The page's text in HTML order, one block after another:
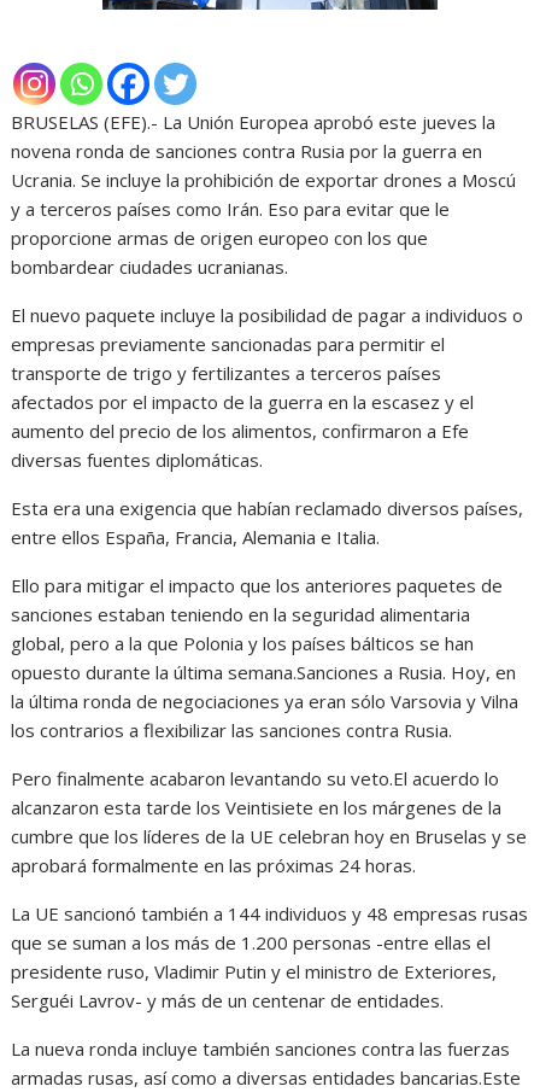
BRUSELAS (EFE).- La Unión Europea aprobó este jueves la
novena ronda de sanciones contra Rusia por la guerra en
Ucrania. Se incluye la prohibición de exportar drones a Moscú
y a terceros países como Irán. Eso para evitar que le
proporcione armas de origen europeo con los que
bombardear ciudades ucranianas.
El nuevo paquete incluye la posibilidad de pagar a individuos o
empresas previamente sancionadas para permitir el
transporte de trigo y fertilizantes a terceros países
afectados por el impacto de la guerra en la escasez y el
aumento del precio de los alimentos, confirmaron a Efe
diversas fuentes diplomáticas.
Esta era una exigencia que habían reclamado diversos países,
entre ellos España, Francia, Alemania e Italia.
Ello para mitigar el impacto que los anteriores paquetes de
sanciones estaban teniendo en la seguridad alimentaria
global, pero a la que Polonia y los países bálticos se han
opuesto durante la última semana.Sanciones a Rusia. Hoy, en
la última ronda de negociaciones ya eran sólo Varsovia y Vilna
los contrarios a flexibilizar las sanciones contra Rusia.
Pero finalmente acabaron levantando su veto.El acuerdo lo
alcanzaron esta tarde los Veintisiete en los márgenes de la
cumbre que los líderes de la UE celebran hoy en Bruselas y se
aprobará formalmente en las próximas 24 horas.
La UE sancionó también a 144 individuos y 48 empresas rusas
que se suman a los más de 1.200 personas -entre ellas el
presidente ruso, Vladimir Putin y el ministro de Exteriores,
Serguéi Lavrov- y más de un centenar de entidades.
La nueva ronda incluye también sanciones contra las fuerzas
armadas rusas, así como a diversas entidades bancarias.Este